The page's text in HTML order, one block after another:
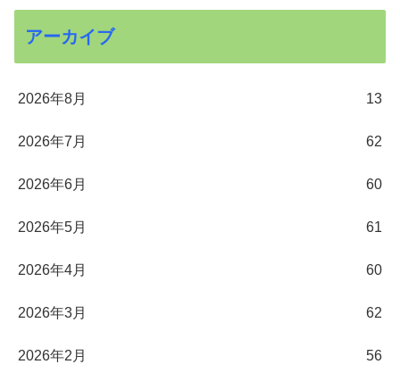
アーカイブ
2026年8月 13
2026年7月 62
2026年6月 60
2026年5月 61
2026年4月 60
2026年3月 62
2026年2月 56